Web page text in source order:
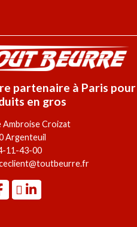
partenaire à Paris
en gros
Ambroise Croizat
Argenteuil
11-43-00